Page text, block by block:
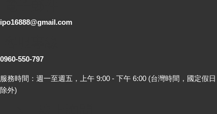
ipo16888@gmail.com
0960-550-797
服務時間：週一至週五，上午 9:00 - 下午 6:00 (台灣時間，國定假日
除外)